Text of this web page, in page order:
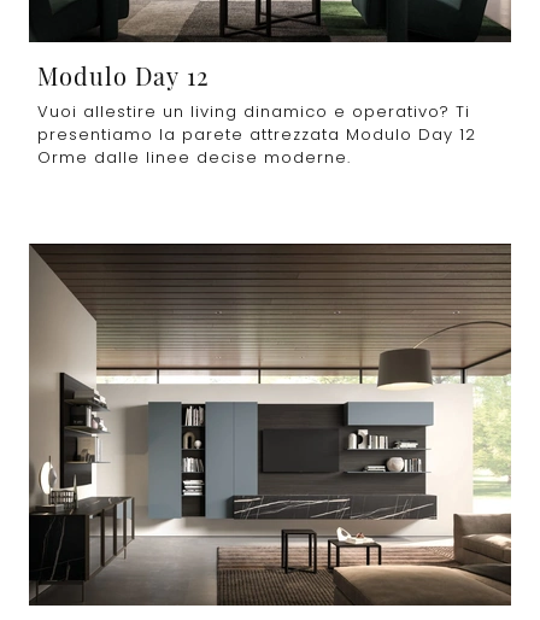
Modulo Day 12
Vuoi allestire un living dinamico e operativo? Ti
presentiamo la parete attrezzata Modulo Day 12
Orme dalle linee decise moderne.